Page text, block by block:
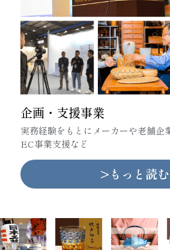
企画・支援事業
実務経験をもとに メーカーや老舗企
EC事業支援など
>もっと読む